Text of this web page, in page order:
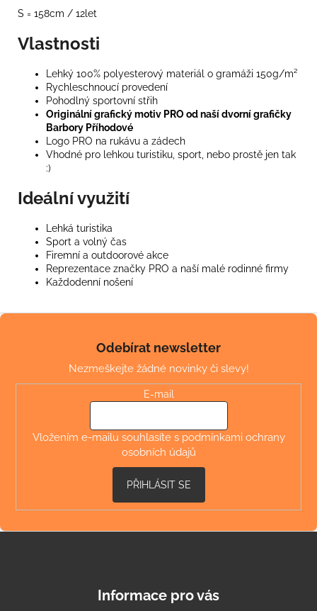
S = 158cm / 12let
Vlastnosti
Lehký 100% polyesterový materiál o gramáži 150g/m²
Rychleschnoucí provedení
Pohodlný sportovní střih
Originální grafický motiv PROod naší dvorní grafičky
Barbory Příhodové
Logo PRO na rukávu a zádech
Vhodné pro lehkou turistiku, sport, nebo prostě jen tak
:)
Ideální využití
Lehká turistika
Sport a volný čas
Firemní a outdoorové akce
Reprezentace značky PRO a naší malé rodinné firmy
Každodenní nošení
Z
Odebírat newsletter
Nezmeškejte žádné novinky či slevy!
E-mail
Vložením e-mailu souhlasíte s podmínkami ochrany
osobních údajů
PŘIHLÁSIT SE
Informace pro vás